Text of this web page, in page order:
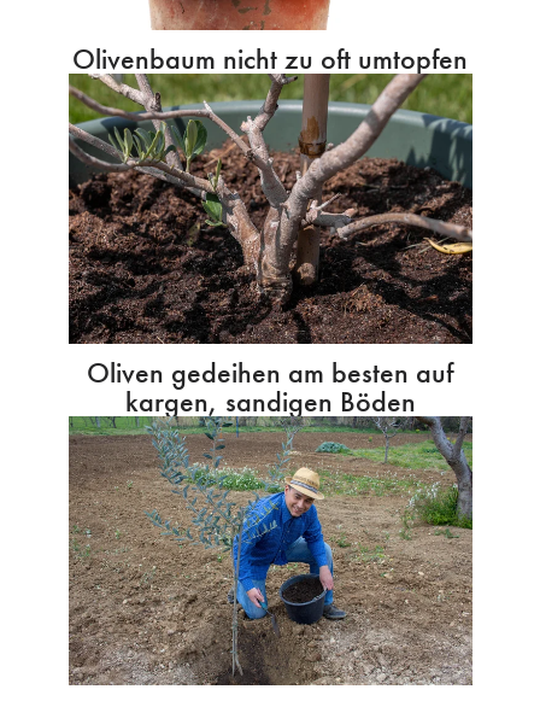
Olivenbaum nicht zu oft umtopfen
Oliven gedeihen am besten auf
kargen, sandigen Böden